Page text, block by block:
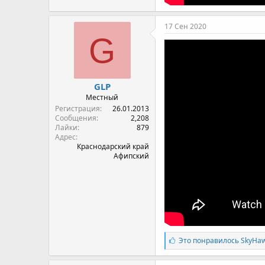
G
GLP
Местный
Регистрация
26.01.2013
Сообщения
2,208
Лайки
879
Адрес
Краснодарский край
Афипский
17 Сен 2020
Л
а
й
Это понравилось